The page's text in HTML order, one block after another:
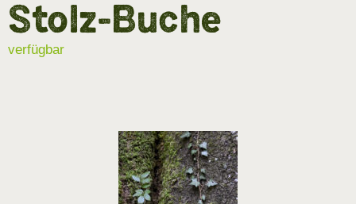
Stolz-Buche
verfügbar